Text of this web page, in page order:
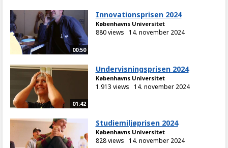
00:50
Innovationsprisen 2024
Københavns Universitet
880 views 14. november 2024
01:42
Undervisningsprisen 2024
Københavns Universitet
1.913 views 14. november 2024
Studiemiljøprisen 2024
Københavns Universitet
828 views 14. november 2024